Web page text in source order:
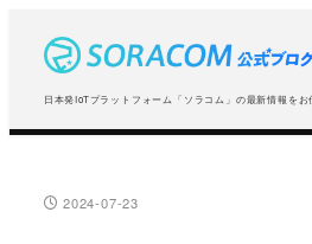
コ
日本発IoTプラットフォーム「ソラコム」の最新情報をお
投稿日
2024-07-23